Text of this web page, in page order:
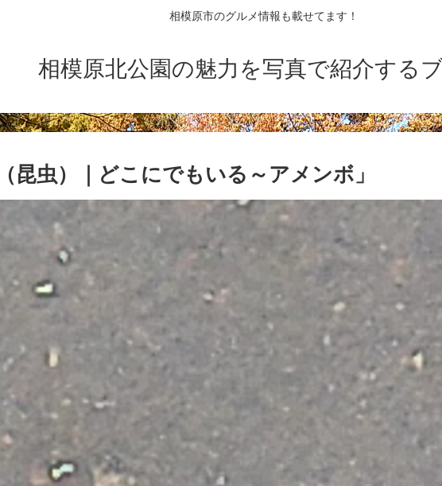
相模原市のグルメ情報も載せてます！
相模原北公園の魅力を写真で紹介する
昆虫）｜どこにでもいる～アメンボ」